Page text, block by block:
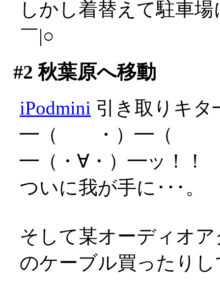
しかし着替えて駐車
￣|○
#2 秋葉原へ移動
iPodmini 引き取りキ
━（ ・）━（
━（・∀・）━ッ！！
ついに我が手に･･･。
そして某オーディオ
のケーブル買ったり